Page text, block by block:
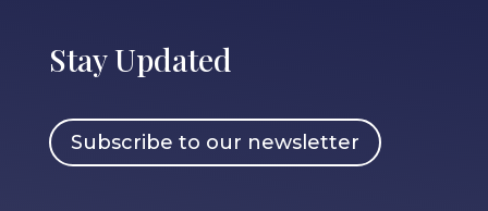
Stay Updated
Subscribe to our newsletter